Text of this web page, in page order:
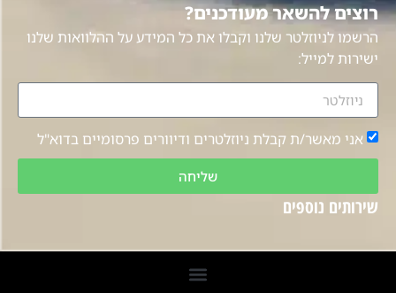
רוצים להשאר מעודכנים?
הרשמו לניוזלטר שלנו וקבלו את כל המידע על ההלוואות שלנו
ישירות למייל:
אני מאשר/ת קבלת ניוזלטרים ודיוורים פרסומיים בדוא"ל
שליחה
שירותים נוספים